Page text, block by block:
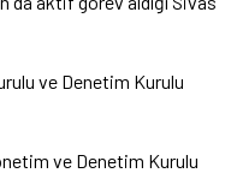
ve Denetim Kurulu
ve Denetim Kurulu